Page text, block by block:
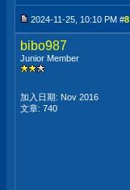
2024-11-25, 10:10 PM #8
bibo987
Junior Member
加入日期: Nov 2016
文章: 740